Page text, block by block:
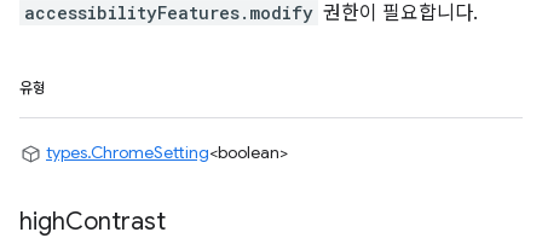
accessibilityFeatures.modify 권한이 필요합니다.
유형
types.ChromeSetting<boolean>
highContrast